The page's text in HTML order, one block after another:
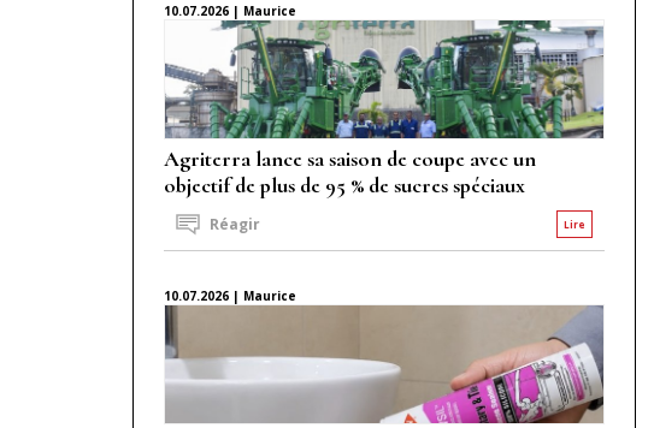
10.07.2026 | Maurice
Agriterra lance sa saison de coupe avec un
objectif de plus de 95 % de sucres spéciaux
Lire
Réagir
10.07.2026 | Maurice